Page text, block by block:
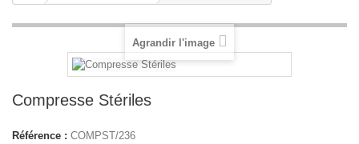
Agrandir l'image
Compresse Stériles
Référence : COMPST/236